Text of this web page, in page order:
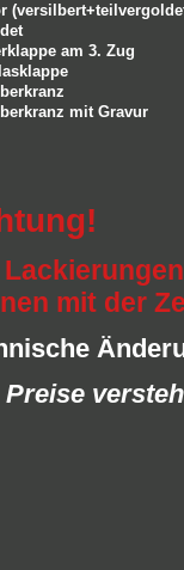
am 3. Zug
mit Gravur
mit der